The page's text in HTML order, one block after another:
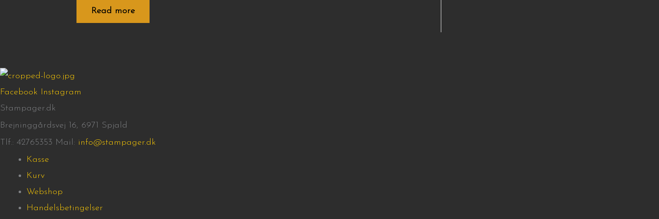
Read more
Facebook Instagram
Stampager.dk
Brejninggårdsvej 16, 6971 Spjald
Tlf.: 42765353 Mail: info@stampager.dk
Kasse
Kurv
Webshop
Handelsbetingelser